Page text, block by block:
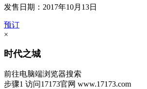
发售日期：2017年10月13日
预订
×
时代之城
前往电脑端浏览器搜索
步骤1 访问17173官网 www.17173.com